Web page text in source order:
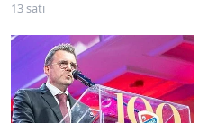
13 sati